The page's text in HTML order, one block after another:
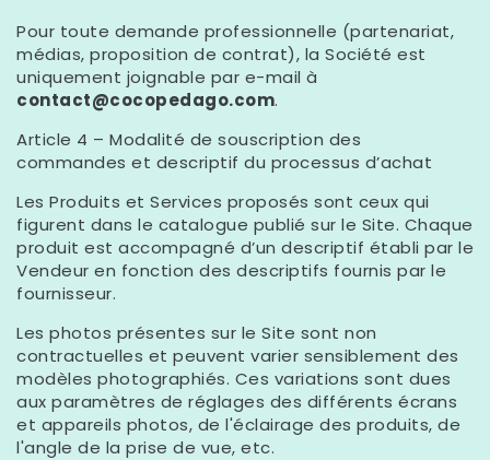
Pour toute demande professionnelle (partenariat,
médias, proposition de contrat), la Société est
uniquement joignable par e-mail à
contact@cocopedago.com.
Article 4 – Modalité de souscription des
commandes et descriptif du processus d’achat
Les Produits et Services proposés sont ceux qui
figurent dans le catalogue publié sur le Site. Chaque
produit est accompagné d’un descriptif établi par le
Vendeur en fonction des descriptifs fournis par le
fournisseur.
Les photos présentes sur le Site sont non
contractuelles et peuvent varier sensiblement des
modèles photographiés. Ces variations sont dues
aux paramètres de réglages des différents écrans
et appareils photos, de l'éclairage des produits, de
l'angle de la prise de vue, etc.